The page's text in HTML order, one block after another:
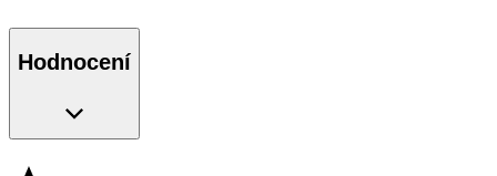
Hodnocení